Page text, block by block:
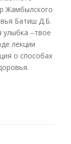
Жамбылского
Батиш Д.Б.
улыбка –твое
лекции
о способах